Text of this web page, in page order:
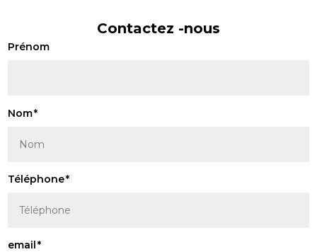
Contactez -nous
Prénom
Nom
Téléphone
email